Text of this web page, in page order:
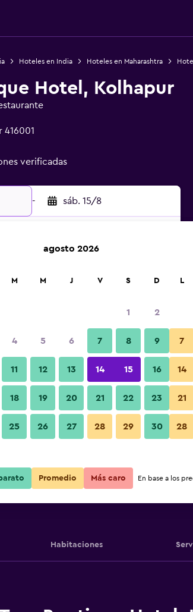
Hoteles en India Hoteles en Maharashtra
Hotel, Kolhapur
416001
verificadas
- sáb. 15/8
más barata de precio por noche
Proveedor Total noche
$22 Ver oferta
$41 Ver oferta
Habitaciones
agosto 2026
M M J V S D
1 2
4 5 6 7 8 9
11 12 13 14 15 16
18 19 20 21 22 23
25 26 27 28 29 30
L
7
14
21
28
Promedio Más caro En base a los